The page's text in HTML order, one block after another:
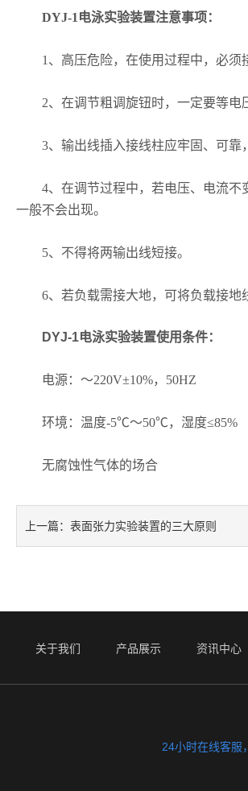
DYJ-1电泳实验装置注意事项：
1、高压危险，在使用过程中，必须
2、在调节粗调旋钮时，一定要等电
3、输出线插入接线柱应牢固、可靠
4、在调节过程中，若电压、电流不变
一般不会出现。
5、不得将两输出线短接。
6、若负载需接大地，可将负载接地
DYJ-1电泳实验装置使用条件：
电源：～220V±10%，50HZ
环境：温度-5℃～50℃，湿度≤85%
无腐蚀性气体的场合
上一篇： 表面张力实验装置的三大原则
关于我们 产品展示 资讯中心
24小时在线客服